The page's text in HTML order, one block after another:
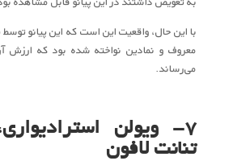
با این حال، واقعیت این است که این پیانو
معروف و نمادین نواخته شده بود که ارزش
می‌رساند.
۷- ویولن
تنانت لافون